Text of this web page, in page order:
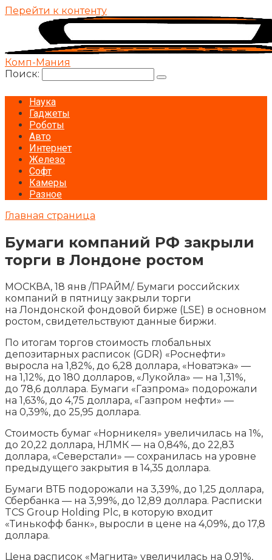
Перейти к контенту
Комп-Мания
Поиск:
Наука
Гаджеты
Роботы
Авто
Интернет
Железо
Софт
Камеры
Разное
Главная страница
Бумаги компаний РФ закрыли
торги в Лондоне ростом
МОСКВА, 18 янв /ПРАЙМ/. Бумаги российских
компаний в пятницу закрыли торги
на Лондонской фондовой бирже (LSE) в основном
ростом, свидетельствуют данные биржи.
По итогам торгов стоимость глобальных
депозитарных расписок (GDR) «Роснефти»
выросла на 1,82%, до 6,28 доллара, «Новатэка» —
на 1,12%, до 180 долларов, «Лукойла» — на 1,31%,
до 78,6 доллара. Бумаги «Газпрома» подорожали
на 1,63%, до 4,75 доллара, «Газпром нефти» —
на 0,39%, до 25,95 доллара.
Стоимость бумаг «Норникеля» увеличилась на 1%,
до 20,22 доллара, НЛМК — на 0,84%, до 22,83
доллара, «Северстали» — сохранилась на уровне
предыдущего закрытия в 14,35 доллара.
Бумаги ВТБ подорожали на 3,39%, до 1,25 доллара,
Сбербанка — на 3,99%, до 12,89 доллара. Расписки
TCS Group Holding Plc, в которую входит
«Тинькофф банк», выросли в цене на 4,09%, до 17,8
доллара.
Цена расписок «Магнита» увеличилась на 0,91%,